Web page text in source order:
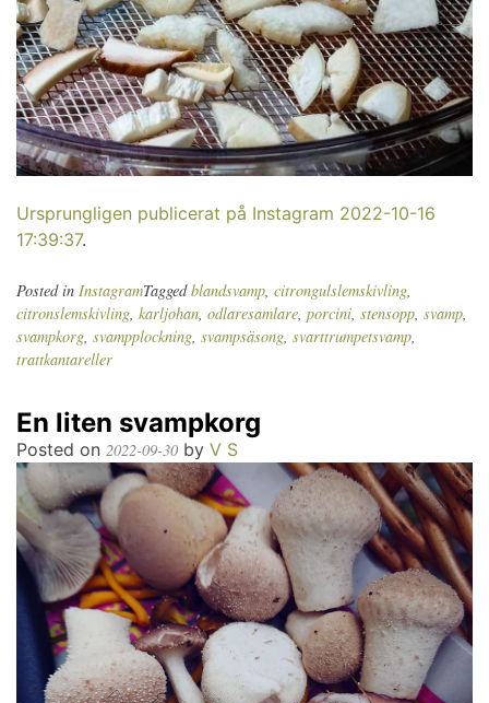
Ursprungligen publicerat på Instagram 2022-10-16
17:39:37.
Posted in InstagramTaggedblandsvamp, citrongulslemskivling,
citronslemskivling, karljohan, odlaresamlare, porcini, stensopp, svamp,
svampkorg, svampplockning, svampsäsong, svarttrumpetsvamp,
trattkantareller
En liten svampkorg
Posted on 2022-09-30 by V S